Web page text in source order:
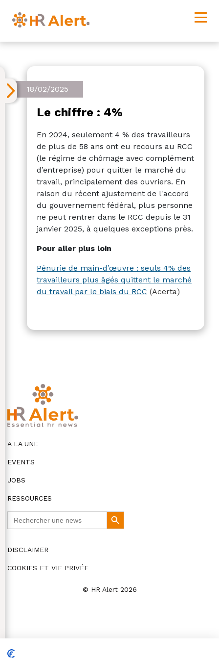
18/02/2025
Le chiffre : 4%
En 2024, seulement 4 % des travailleurs
de plus de 58 ans ont eu recours au RCC
(le régime de chômage avec complément
d’entreprise) pour quitter le marché du
travail, principalement des ouvriers. En
raison du récent ajustement de l'accord
du gouvernement fédéral, plus personne
ne peut rentrer dans le RCC depuis le 31
janvier 2025, à quelques exceptions près.
Pour aller plus loin
Pénurie de main-d’œuvre : seuls 4% des
travailleurs plus âgés quittent le marché
du travail par le biais du RCC (Acerta)
A LA UNE
EVENTS
JOBS
RESSOURCES
Search
Button
DISCLAIMER
COOKIES ET VIE PRIVÉE
© HR Alert 2026